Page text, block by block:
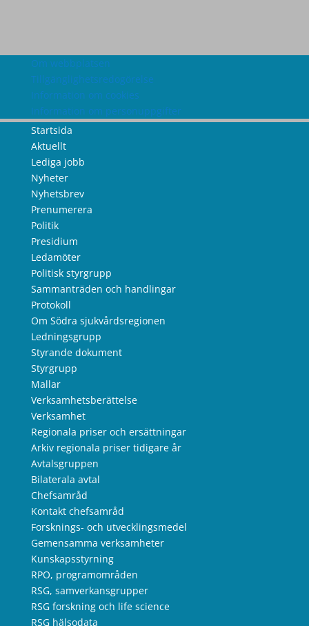
Om webbplatsen
Tillgänglighetsredogörelse
Information om cookies
Information om personuppgifter
Startsida
Aktuellt
Lediga jobb
Nyheter
Nyhetsbrev
Prenumerera
Politik
Presidium
Ledamöter
Politisk styrgrupp
Sammanträden och handlingar
Protokoll
Om Södra sjukvårdsregionen
Ledningsgrupp
Styrande dokument
Styrgrupp
Mallar
Verksamhetsberättelse
Verksamhet
Regionala priser och ersättningar
Arkiv regionala priser tidigare år
Avtalsgruppen
Bilaterala avtal
Chefsamråd
Kontakt chefsamråd
Forsknings- och utvecklingsmedel
Gemensamma verksamheter
Kunskapsstyrning
RPO, programområden
RSG, samverkansgrupper
RSG forskning och life science
RSG hälsodata